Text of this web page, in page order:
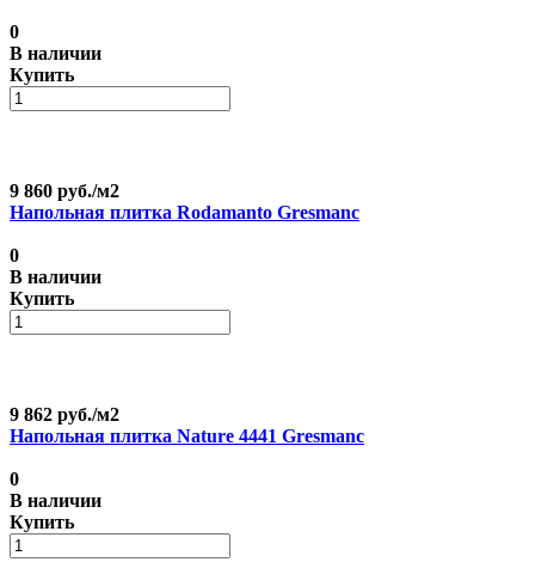
0
В наличии
Купить
9 860 руб./м2
Напольная плитка Rodamanto Gresmanc
0
В наличии
Купить
9 862 руб./м2
Напольная плитка Nature 4441 Gresmanc
0
В наличии
Купить